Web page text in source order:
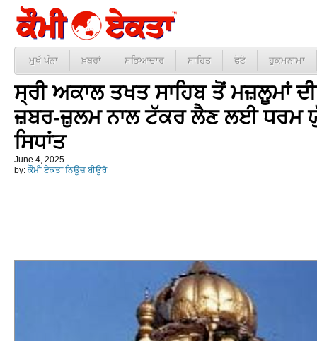
ਮੁਖੱ ਪੰਨਾ ਖ਼ਬਰਾਂ ਸਭਿਆਚਾਰ ਸਾਹਿਤ ਫੋਟੋ ਹੁਕਮਨਾਮਾ
ਸ੍ਰੀ ਅਕਾਲ ਤਖਤ ਸਾਹਿਬ ਤੋਂ ਮਜ਼ਲੂਮਾਂ
ਜ਼ਬਰ-ਜ਼ੁਲਮ ਨਾਲ ਟੱਕਰ ਲੈਣ ਲਈ ਧਰਮ
ਸਿਧਾਂਤ
June 4, 2025
by: ਕੌਮੀ ਏਕਤਾ ਨਿਊਜ਼ ਬੀਊਰੋ